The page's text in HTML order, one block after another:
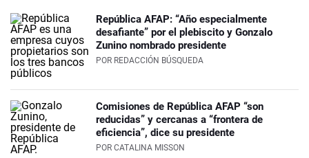
República AFAP: “Año especialmente
desafiante” por el plebiscito y Gonzalo
Zunino nombrado presidente
POR REDACCIÓN BÚSQUEDA
Comisiones de República AFAP “son
reducidas” y cercanas a “frontera de
eficiencia”, dice su presidente
POR CATALINA MISSON